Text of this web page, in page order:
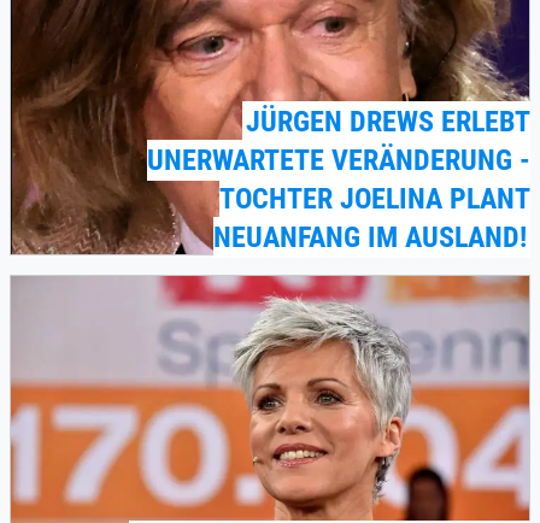
JÜRGEN DREWS ERLEBT
UNERWARTETE VERÄNDERUNG -
TOCHTER JOELINA PLANT
NEUANFANG IM AUSLAND!